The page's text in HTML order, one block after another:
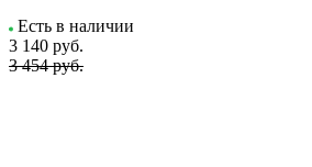
Есть в наличии
3 140 руб.
3 454 руб.